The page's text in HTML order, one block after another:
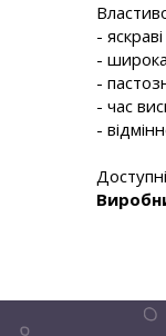
-
- широка
-
- час
-